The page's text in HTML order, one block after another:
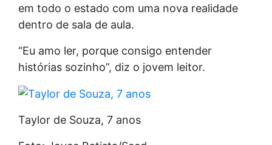
em todo o estado com uma nova realidade
dentro de sala de aula.
“Eu amo ler, porque consigo entender
histórias sozinho”, diz o jovem leitor.
Taylor de Souza, 7 anos